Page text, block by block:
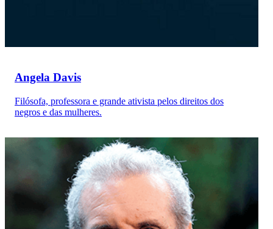
Angela Davis
Filósofa, professora e grande ativista pelos direitos dos
negros e das mulheres.